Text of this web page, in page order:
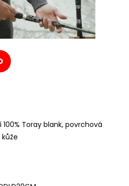
Toray blank, povrchová